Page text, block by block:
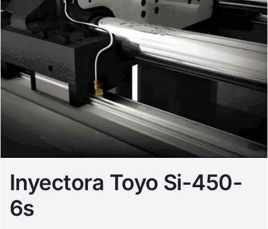
Inyectora Toyo Si-450-
6s